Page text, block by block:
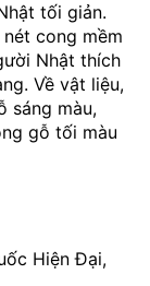
tối giản.
cong mềm
Nhật thích
Về vật liệu,
sáng màu,
gỗ tối màu